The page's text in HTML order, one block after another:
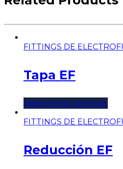
FITTINGS DE
Tapa EF
Seleccionar opciones
FITTINGS DE
Reducción EF